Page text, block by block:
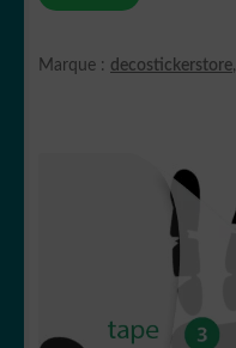
Marque : decostickerstore,